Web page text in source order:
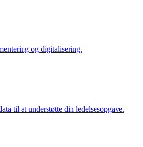
og digitalisering.
til at understøtte din ledelsesopgave.